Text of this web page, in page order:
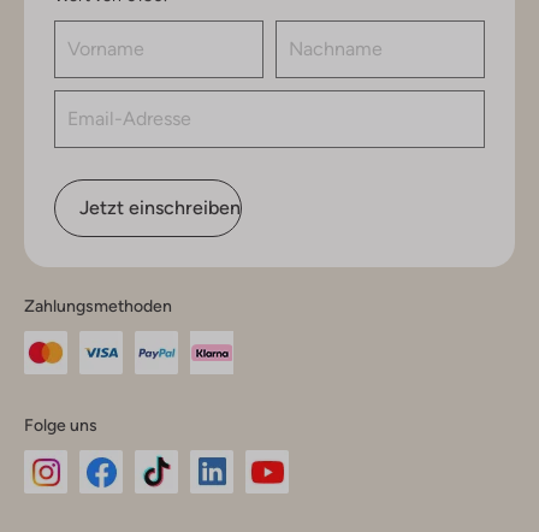
Jetzt einschreiben
Zahlungsmethoden
Folge uns